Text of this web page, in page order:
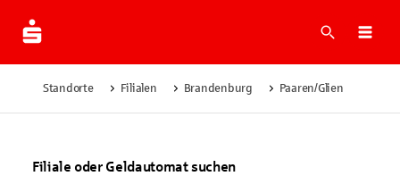
Suche
Standorte Filialen Brandenburg Paaren/Glien
Filiale oder Geldautomat suchen